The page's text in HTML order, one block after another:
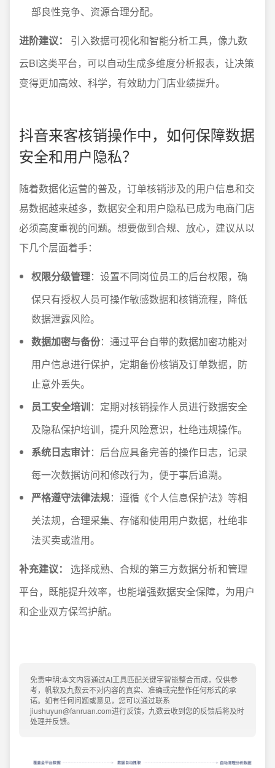
部良性竞争、资源合理分配。
进阶建议：
引入数据可视化和智能分析工具，像九数
云BI这类平台，可以自动生成多维度分析报表，让决策
变得更加高效、科学，有效助力门店业绩提升。
抖音来客核销操作中，如何保障数据
安全和用户隐私？
随着数据化运营的普及，订单核销涉及的用户信息和交
易数据越来越多，数据安全和用户隐私已成为电商门店
必须高度重视的问题。想要做到合规、放心，建议从以
下几个层面着手：
权限分级管理：设置不同岗位员工的后台权限，确
保只有授权人员可操作敏感数据和核销流程，降低
数据泄露风险。
数据加密与备份：通过平台自带的数据加密功能对
用户信息进行保护，定期备份核销及订单数据，防
止意外丢失。
员工安全培训：定期对核销操作人员进行数据安全
及隐私保护培训，提升风险意识，杜绝违规操作。
系统日志审计：后台应具备完善的操作日志，记录
每一次数据访问和修改行为，便于事后追溯。
严格遵守法律法规：遵循《个人信息保护法》等相
关法规，合理采集、存储和使用用户数据，杜绝非
法买卖或滥用。
补充建议：
选择成熟、合规的第三方数据分析和管理
平台，既能提升效率，也能增强数据安全保障，为用户
和企业双方保驾护航。
免责申明:本文内容通过AI工具匹配关键字智能整合而成，仅供参
考，帆软及九数云不对内容的真实、准确或完整作任何形式的承
诺。如有任何问题或意见，您可以通过联系
jiushuyun@fanruan.com进行反馈，九数云收到您的反馈后将及时
处理并反馈。